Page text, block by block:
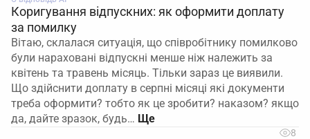
Коригування відпускних: як оформити доплату
за помилку
Вітаю, склалася ситуація, що співробітнику помилково
були нараховані відпускні менше ніж належить за
квітень та травень місяць. Тільки зараз це виявили.
Що здійснити доплату в серпні місяці які документи
треба оформити? тобто як це зробити? наказом? якщо
да, дайте зразок, будь…
8